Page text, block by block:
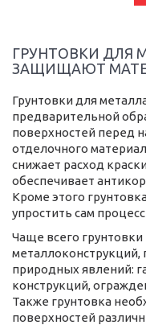
ГРУНТОВКИ ДЛЯ
ЗАЩИЩАЮТ
Грунтовки для
предварительной
поверхностей перед
отделочного
снижает расход
обеспечивает
Кроме этого
упростить сам
Чаще всего
природных явлений:
конструкций,
Также грунтовка
поверхностей